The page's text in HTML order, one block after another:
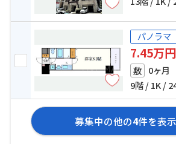
パノラマ
7.45万円
敷 0ヶ月
9階 / 1K /
募集中の他の4件を表